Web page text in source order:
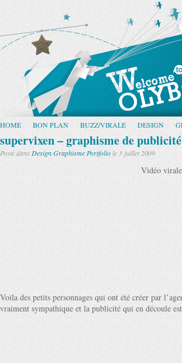
HOME BON PLAN BUZZ/VIRALE DESIGN
supervixen – graphisme de
Posté dans DesignGraphisme Portfoliole 3 juillet 2009
Vidéo
Voila des petits personnages qui ont été créer par
vraiment sympathique et la publicité qui en découle